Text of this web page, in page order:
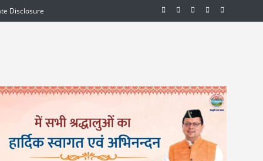
Disclosure